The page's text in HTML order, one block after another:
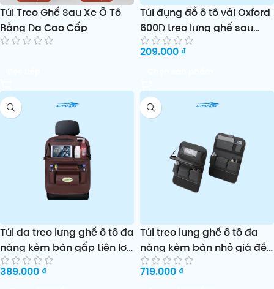
Túi Treo Ghế Sau Xe Ô Tô
Bằng Da Cao Cấp
Túi đựng đồ ô tô vải Oxford
600D treo lưng ghế sau
bền chắc đa năng tiện lợi
209.000 ₫
Túi da treo lưng ghế ô tô đa
năng kèm bàn gấp tiện lợi
cho trẻ em và người lớn
389.000 ₫
Túi treo lưng ghế ô tô đa
năng kèm bàn nhỏ giá để
đồ và thùng rác tiện lợi
719.000 ₫